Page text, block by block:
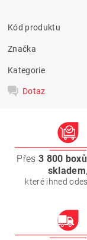
Kód produktu
Značka
Kategorie
Dotaz
Přes 3 800
skladem,
které ihned